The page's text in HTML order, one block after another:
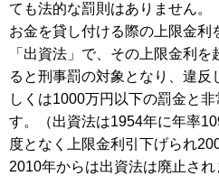
ても法的な罰則はありません。
お金を貸し付ける際の上限金利
「出資法」で、その上限金利
ると刑事罰の対象となり、違
しくは1000万円以下の罰金と
す。（出資法は1954年に年率
度となく上限金利引下げられ
2010年からは出資法は廃止され